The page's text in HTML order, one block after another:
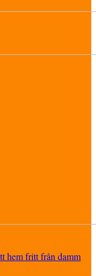
hem fritt från damm